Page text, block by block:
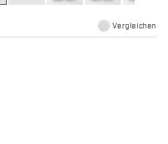
Vergleichen